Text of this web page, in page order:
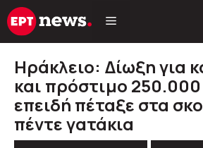
Μετάβαση
σε
Ηράκλειο: Δίωξη για
και πρόστιμο
επειδή πέταξε στα
πέντε γατάκια